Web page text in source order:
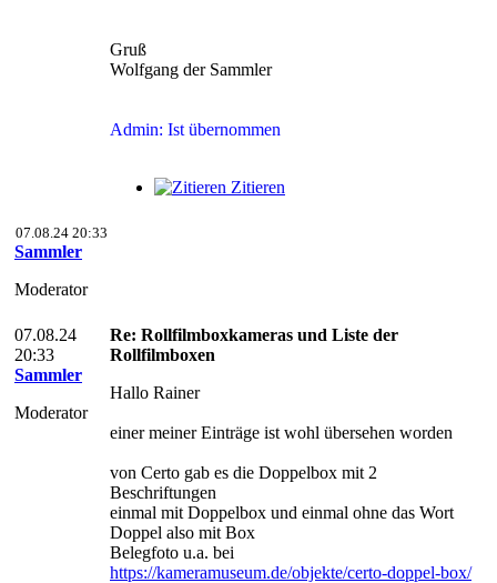
Gruß
Wolfgang der Sammler
Admin: Ist übernommen
Zitieren
07.08.24 20:33
Sammler
Moderator
07.08.24
20:33
Sammler
Moderator
Re: Rollfilmboxkameras und Liste der
Rollfilmboxen
Hallo Rainer
einer meiner Einträge ist wohl übersehen worden
von Certo gab es die Doppelbox mit 2
Beschriftungen
einmal mit Doppelbox und einmal ohne das Wort
Doppel also mit Box
Belegfoto u.a. bei
https://kameramuseum.de/objekte/certo-doppel-box/